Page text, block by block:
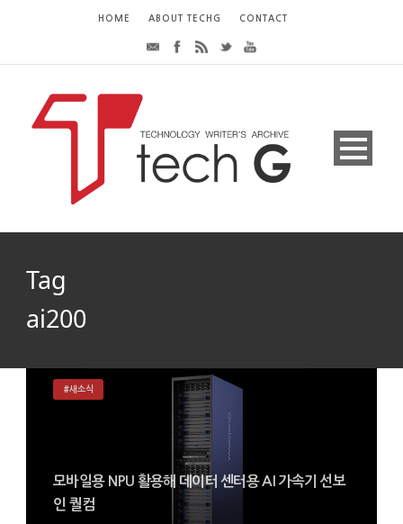
HOME ABOUT TECHG CONTACT
Tag
ai200
모바일용 NPU 활용해 데이터 센터용 AI 가속기 선보
인 퀄컴
#새소식